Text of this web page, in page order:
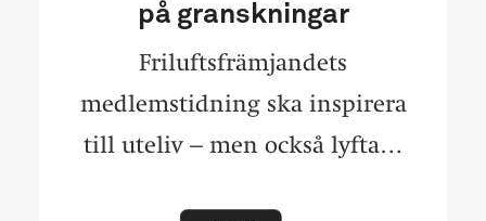
på granskningar
Friluftsfrämjandets
medlemstidning ska inspirera
till uteliv – men också lyfta…